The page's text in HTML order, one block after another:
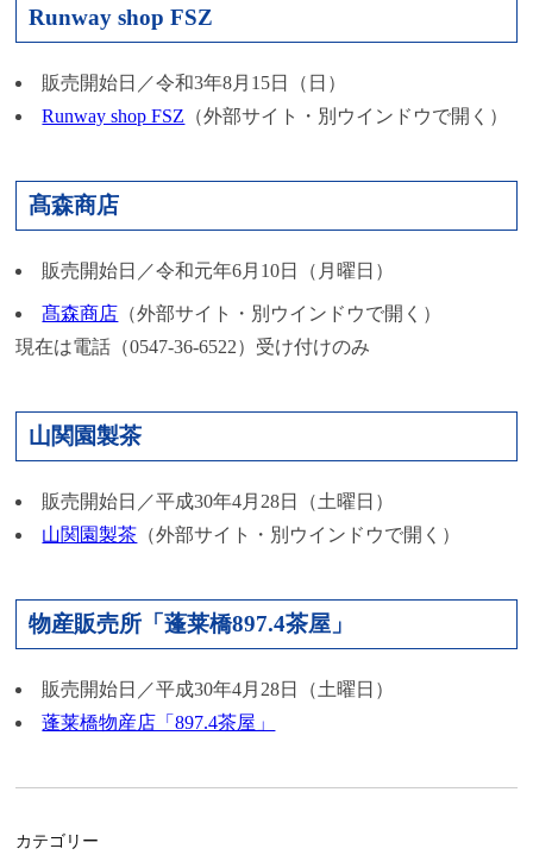
Runway shop FSZ
販売開始日／令和3年8月15日（日）
Runway shop FSZ （外部サイト・別ウインドウで開く）
髙森商店
販売開始日／令和元年6月10日（月曜日）
髙森商店 （外部サイト・別ウインドウで開く）
現在は電話（0547‐36‐6522）受け付けのみ
山関園製茶
販売開始日／平成30年4月28日（土曜日）
山関園製茶 （外部サイト・別ウインドウで開く）
物産販売所「蓬莱橋897.4茶屋」
販売開始日／平成30年4月28日（土曜日）
蓬莱橋物産店「897.4茶屋」
カテゴリー